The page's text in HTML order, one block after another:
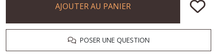
AJOUTER AU PANIER
POSER UNE QUESTION